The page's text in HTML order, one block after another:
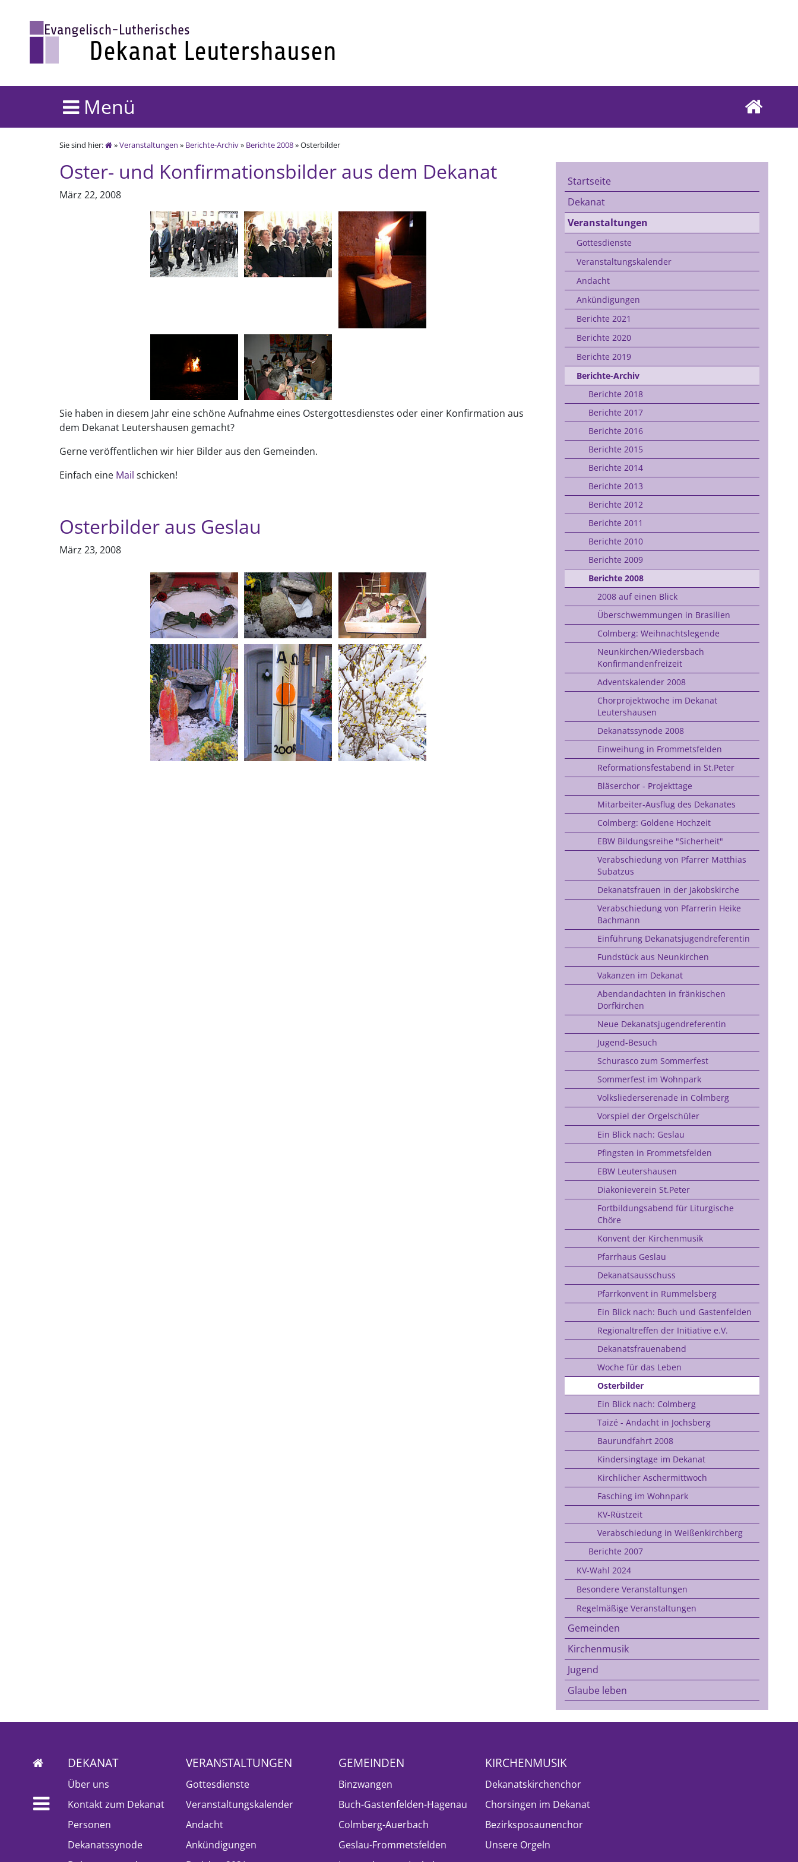
Menü
Sie sind hier: »Veranstaltungen » Berichte-Archiv» Berichte 2008» Osterbilder
Oster- und Konfirmationsbilder aus dem Dekanat
März 22, 2008
Sie haben in diesem Jahr eine schöne Aufnahme eines Ostergottesdienstes oder einer Konfirmation aus
dem Dekanat Leutershausen gemacht?
Gerne veröffentlichen wir hier Bilder aus den Gemeinden.
Einfach eine Mail schicken!
Osterbilder aus Geslau
März 23, 2008
Startseite
Dekanat
Veranstaltungen
Gottesdienste
Veranstaltungskalender
Andacht
Ankündigungen
Berichte 2021
Berichte 2020
Berichte 2019
Berichte-Archiv
Berichte 2018
Berichte 2017
Berichte 2016
Berichte 2015
Berichte 2014
Berichte 2013
Berichte 2012
Berichte 2011
Berichte 2010
Berichte 2009
Berichte 2008
2008 auf einen Blick
Überschwemmungen in Brasilien
Colmberg: Weihnachtslegende
Neunkirchen/Wiedersbach
Konfirmandenfreizeit
Adventskalender 2008
Chorprojektwoche im Dekanat
Leutershausen
Dekanatssynode 2008
Einweihung in Frommetsfelden
Reformationsfestabend in St.Peter
Bläserchor - Projekttage
Mitarbeiter-Ausflug des Dekanates
Colmberg: Goldene Hochzeit
EBW Bildungsreihe "Sicherheit"
Verabschiedung von Pfarrer Matthias
Subatzus
Dekanatsfrauen in der Jakobskirche
Verabschiedung von Pfarrerin Heike
Bachmann
Einführung Dekanatsjugendreferentin
Fundstück aus Neunkirchen
Vakanzen im Dekanat
Abendandachten in fränkischen
Dorfkirchen
Neue Dekanatsjugendreferentin
Jugend-Besuch
Schurasco zum Sommerfest
Sommerfest im Wohnpark
Volksliederserenade in Colmberg
Vorspiel der Orgelschüler
Ein Blick nach: Geslau
Pfingsten in Frommetsfelden
EBW Leutershausen
Diakonieverein St.Peter
Fortbildungsabend für Liturgische
Chöre
Konvent der Kirchenmusik
Pfarrhaus Geslau
Dekanatsausschuss
Pfarrkonvent in Rummelsberg
Ein Blick nach: Buch und Gastenfelden
Regionaltreffen der Initiative e.V.
Dekanatsfrauenabend
Woche für das Leben
Osterbilder
Ein Blick nach: Colmberg
Taizé - Andacht in Jochsberg
Baurundfahrt 2008
Kindersingtage im Dekanat
Kirchlicher Aschermittwoch
Fasching im Wohnpark
KV-Rüstzeit
Verabschiedung in Weißenkirchberg
Berichte 2007
KV-Wahl 2024
Besondere Veranstaltungen
Regelmäßige Veranstaltungen
Gemeinden
Kirchenmusik
Jugend
Glaube leben
DEKANAT
Über uns
Kontakt zum Dekanat
Personen
Dekanatssynode
VERANSTALTUNGEN
Gottesdienste
Veranstaltungskalender
Andacht
Ankündigungen
GEMEINDEN
Binzwangen
Buch-Gastenfelden-Hagenau
Colmberg-Auerbach
Geslau-Frommetsfelden
KIRCHENMUSIK
Dekanatskirchenchor
Chorsingen im Dekanat
Bezirksposaunenchor
Unsere Orgeln